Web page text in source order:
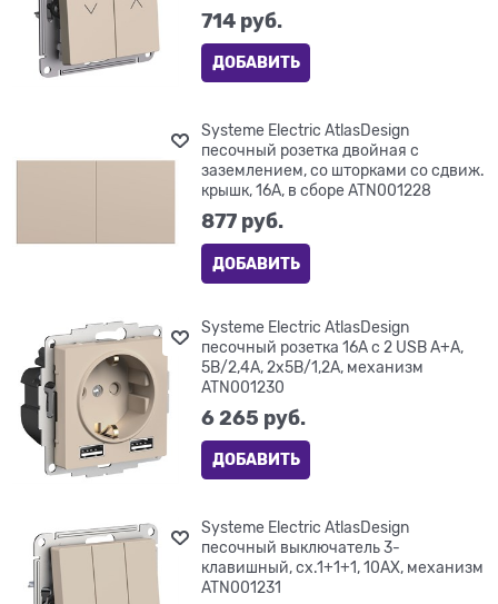
714 руб.
ДОБАВИТЬ
Systeme Electric AtlasDesign
песочный розетка двойная с
заземлением, со шторками со сдвиж.
крышк, 16А, в сборе ATN001228
877 руб.
ДОБАВИТЬ
Systeme Electric AtlasDesign
песочный розетка 16А c 2 USB A+A,
5В/2,4А, 2х5В/1,2А, механизм
ATN001230
6 265 руб.
ДОБАВИТЬ
Systeme Electric AtlasDesign
песочный выключатель 3-
клавишный, сх.1+1+1, 10АХ, механизм
ATN001231